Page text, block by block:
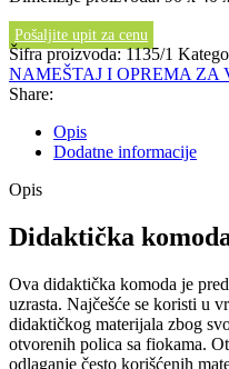
Pošaljite upit za cenu
Šifra proizvoda:1135/1
NAMEŠTAJ I OPREMA ZA
Share:
Opis
Dodatne informacije
Opis
Didaktička
Ova didaktička komoda je
uzrasta. Najčešće se koristi u
didaktičkog materijala zbog
otvorenih polica sa fiokama.
odlaganje često korišćenih